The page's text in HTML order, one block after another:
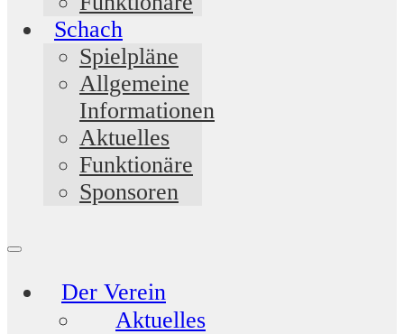
Schach
Spielpläne
Allgemeine
Informationen
Aktuelles
Funktionäre
Sponsoren
Der Verein
Aktuelles